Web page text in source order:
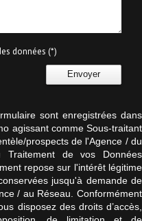
données (*)
Envoyer
sont enregistrées dans
agissant comme Sous-traitant
prospects de l'Agence / du
Traitement de vos Données
repose sur l'intérêt légitime
jusqu'à demande de
/ au Réseau. Conformément
disposez des droits d’accès,